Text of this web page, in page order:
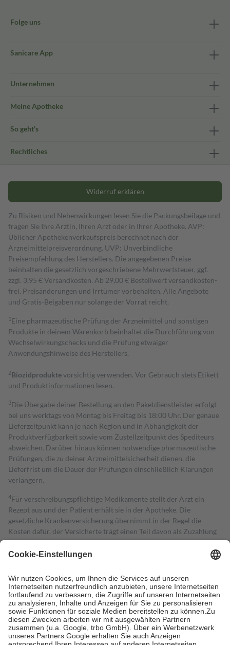
Folge uns
Sanicare App
Unternehmen
Meine Apotheke
So geht's
Rechtliches
Widerruf erklären
Zu Risiken und Nebenwirkungen lesen Sie die Packungsbeilage und
fragen Sie Ihre Ärztin, Ihren Arzt oder in Ihrer Apotheke. AVP:
Üblicher Apothekenverkaufspreis berechnet nach der
Arzneimittelpreisverordnung. UVP: Unverbindliche
Preisempfehlung des Herstellers. Die angegebenen Preise
beinhalten die gesetzlich vorgeschriebene Mehrwertsteuer, ggf.
zzgl. 3,95 € Versandkosten. Ab 29,00 € Bestell­wert versand­kosten­
frei. Preisänderungen und Irrtümer vorbehalten. Alle Angebote
und Gratis-Beigaben nur solange der Vorrat reicht.
1 Eine pharmazeutische Prüfung der Arzneimittel und sonstigen
Produkte in deinem Warenkorb beinhaltet die Durchführung von
Wechselwirkungschecks und die Prüfung etwaiger
Anwendungshinweise des Herstellers.
2Biozidproduktevorsichtig verwenden. Vor Gebrauch stets Etikett
und Produktinformationen lesen.
3Die Übergabe deiner Bestellung an den Paketdienstleister erfolgt
bei uns werktags von Montag bis Freitag bis 18:00 Uhr. Der genaue
Lieferzeitpunkt kann je nach Region und in Abhängigkeit der
Produktverfügbarkeit sowie vom Zustellzeitpunkt des Spediteurs
abweichen. Darüber hinaus können notwendige pharmazeutische
Prüfungen, die zu deiner Arzneimittelsicherheit dienen, die
Lieferfrist um die Dauer der Prüfungen einschließlich Klärungen
verlängern.
4Für verschreibungspflichtige Medikamente stellt der Arzt ein
Rezept aus und der Patient erhält sie in der Apotheke. Die
gesetzliche Krankenversicherung übernimmt in der Regel die
Kosten dafür, der Versicherte trägt einen Teil davon als Zuzahlung
mit.
Grundsätzlich leisten Mitglieder Zuzahlungen in Höhe von zehn
höchstens zehn Euro.
Es sind jedoch nie mehr als die tatsächlichen
Kosten der Leistung zu entrichten.
Diese Regeln gelten grundsätzlich auch für Online-Apotheken.
Bei Heilmitteln und häuslicher Krankenpflege beträgt die
Zuzahlung zehn Prozent der Kosten sowie zehn Euro je
Verordnung.
Um das Engagement der Versicherten für ihre eigene Gesundheit zu